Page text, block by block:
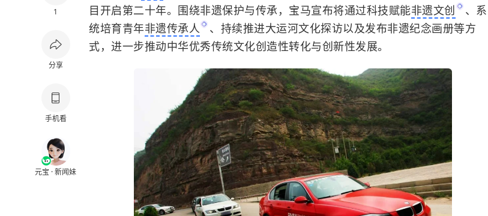
1
分享
手机看
元宝 · 新闻妹
目开启第二十年。围绕非遗保护与传承，宝马宣布将通过科技赋能非遗文创
、系
统培育青年非遗传承人
、持续推进大运河文化探访以及发布非遗纪念画册等方
式，进一步推动中华优秀传统文化创造性转化与创新性发展。